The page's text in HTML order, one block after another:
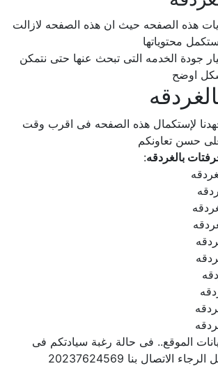
هذه الصفحه حيث ان هذه الصفحه لازالت
محتوياتها
جودة الخدمه التى تبحث عنها حتى نتمكن
اوضح
لإستكمال هذه الصفحه فى اقرب وقت
حسن تعاونكم
بالغردقه:
الموقع.. فى حالة رغبة سيادتكم فى
بنا 20237624569